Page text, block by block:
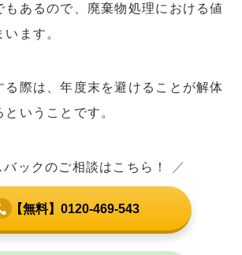
もあるので、廃棄物処理における値
ます。
る際は、年度末を避けることが解体
いうことです。
バックのご相談はこちら！ ／
【無料】0120-469-543